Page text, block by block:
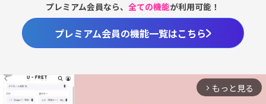
プレミアム会員なら、全ての機能が利用可能！
プレミアム会員の機能一覧はこちら
arrow_forward_ios もっと見る